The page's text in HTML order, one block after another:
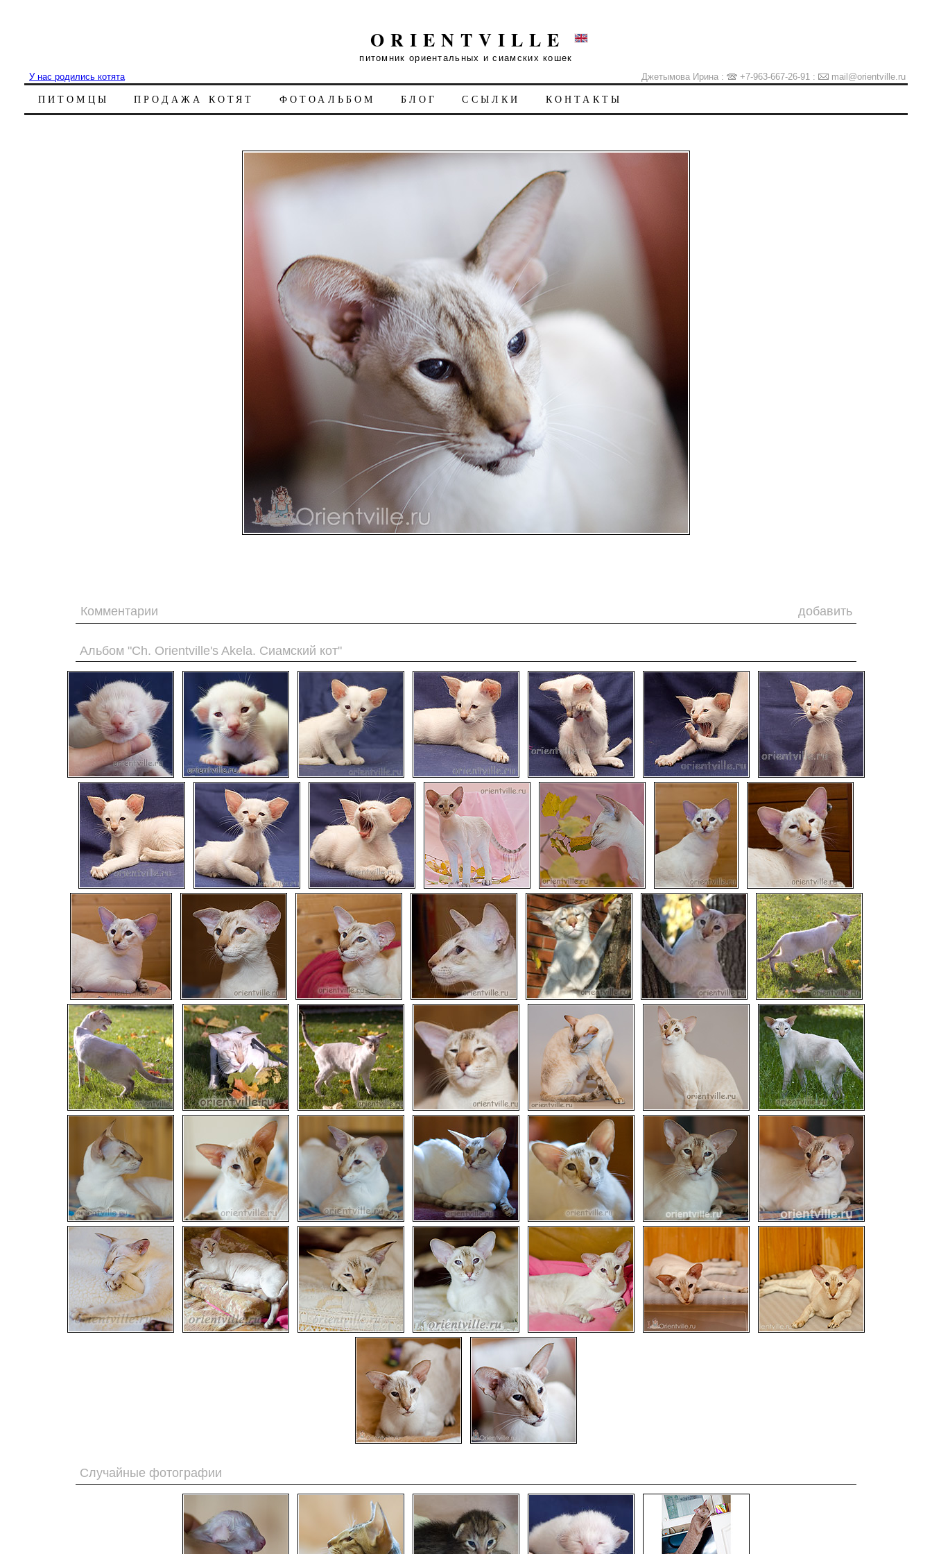
ORIENTVILLE
питомник ориентальных и сиамских кошек
У нас родились котята
Джетымова Ирина : +7-963-667-26-91 : mail@orientville.ru
ПИТОМЦЫ ПРОДАЖА КОТЯТ ФОТОАЛЬБОМ БЛОГ ССЫЛКИ КОНТАКТЫ
Комментарии добавить
Альбом "Ch. Orientville's Akela. Сиамский кот"
Случайные фотографии